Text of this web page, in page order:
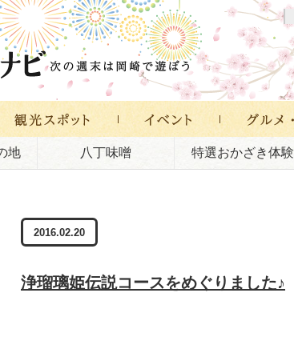
地 八丁味噌 特選おかざき体験
2016.02.20
浄瑠璃姫伝説コースをめぐりました♪